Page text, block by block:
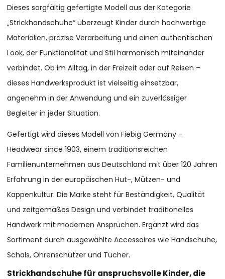
Dieses sorgfältig gefertigte Modell aus der Kategorie
„Strickhandschuhe“ überzeugt Kinder durch hochwertige
Materialien, präzise Verarbeitung und einen authentischen
Look, der Funktionalität und Stil harmonisch miteinander
verbindet. Ob im Alltag, in der Freizeit oder auf Reisen –
dieses Handwerksprodukt ist vielseitig einsetzbar,
angenehm in der Anwendung und ein zuverlässiger
Begleiter in jeder Situation.
Gefertigt wird dieses Modell von Fiebig Germany –
Headwear since 1903, einem traditionsreichen
Familienunternehmen aus Deutschland mit über 120 Jahren
Erfahrung in der europäischen Hut-, Mützen- und
Kappenkultur. Die Marke steht für Beständigkeit, Qualität
und zeitgemäßes Design und verbindet traditionelles
Handwerk mit modernen Ansprüchen. Ergänzt wird das
Sortiment durch ausgewählte Accessoires wie Handschuhe,
Schals, Ohrenschützer und Tücher.
Strickhandschuhe für anspruchsvolle Kinder, die